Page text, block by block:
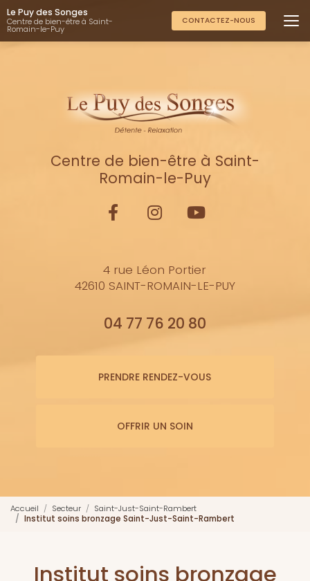
Aller
au
contenu
principal
Le Puy des Songes
Centre de bien-être à Saint-
Romain-le-Puy
CONTACTEZ-NOUS
Centre de bien-être à Saint-
Romain-le-Puy
4 rue Léon Portier
42610 SAINT-ROMAIN-LE-PUY
04 77 76 20 80
PRENDRE RENDEZ-VOUS
OFFRIR UN SOIN
Accueil Secteur
Saint-Just-Saint-Rambert
Institut soins bronzage Saint-Just-Saint-Rambert
Institut soins bronzage